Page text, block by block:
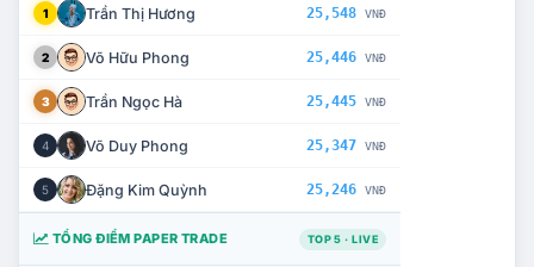
1 Trần Thị Hương 25,548 VNĐ
2 Võ Hữu Phong 25,446 VNĐ
3 Trần Ngọc Hà 25,445 VNĐ
4 Võ Duy Phong 25,347 VNĐ
5 Đặng Kim Quỳnh 25,246 VNĐ
TỔNG ĐIỂM PAPER TRADE TOP 5 · LIVE